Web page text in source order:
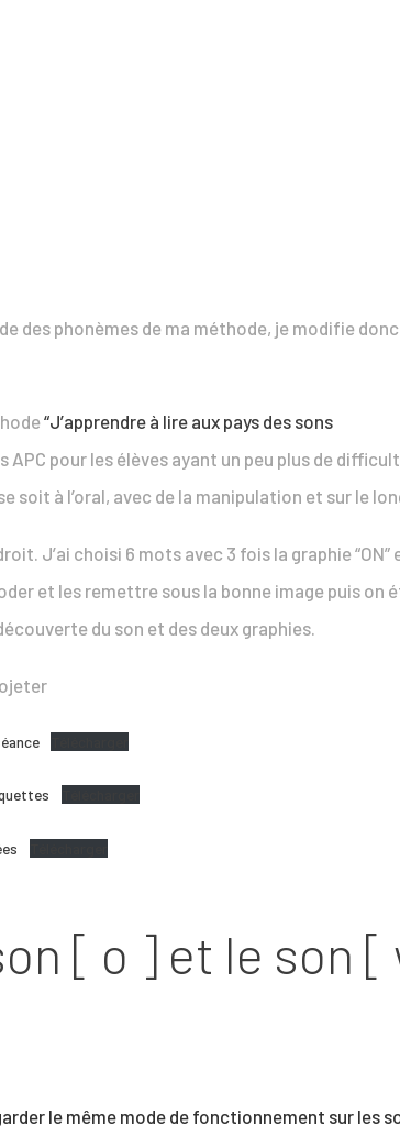
des phonèmes de ma méthode, je modifie
“J’apprendre à lire aux pays des sons
pour les élèves ayant un peu plus de
soit à l’oral, avec de la manipulation et sur le
J’ai choisi 6 mots avec 3 fois la graphie “ON”
et les remettre sous la bonne image puis on
du son et des deux graphies.
[ o ] et le son [
le même mode de fonctionnement sur les